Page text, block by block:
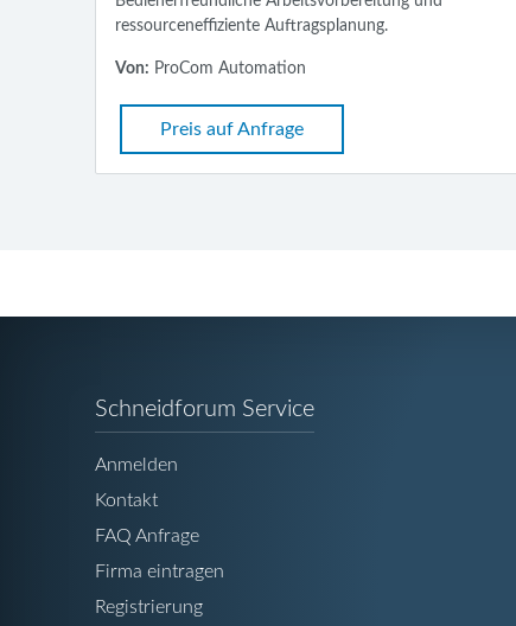
ressourceneffiziente Auftragsplanung.
Von: ProCom Automation
Preis auf Anfrage
Schneidforum ServiceNavigation
überspringen
Anmelden
Kontakt
FAQ Anfrage
Firma eintragen
Registrierung